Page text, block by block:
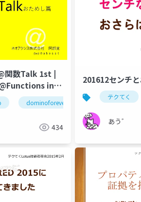
hcl domino dominoforever hcl
関数Talk 1st |
in
dominoforever hcl notes
434
201612センチ
テクてく
あう゛